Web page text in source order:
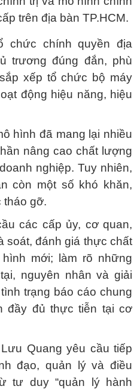
trên địa bàn TP.HCM.
chức chính quyền địa
trương đúng đắn, phù
xếp tổ chức bộ máy
động hiệu năng, hiệu
hình đã mang lại nhiều
nâng cao chất lượng
nghiệp. Tuy nhiên,
còn một số khó khăn,
tháo gỡ.
các cấp ủy, cơ quan,
soát, đánh giá thực chất
mới; làm rõ những
nguyên nhân và giải
trạng báo cáo chung
đầy đủ thực tiễn tại cơ
Quang yêu cầu tiếp
đạo, quản lý và điều
tư duy “quản lý hành